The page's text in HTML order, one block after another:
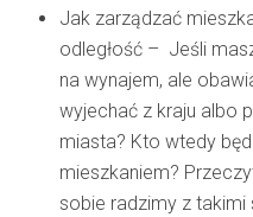
Jak zarządzać
odległość – Jeśli
na wynajem, ale
wyjechać z kraju albo
miasta? Kto wtedy
mieszkaniem?
sobie radzimy z takimi